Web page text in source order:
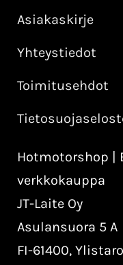
Asiakaskirje
Yhteystiedot
Toimitusehdot
Hotmotorshop |
verkkokauppa
JT-Laite Oy
Asulansuora 5 A
FI-61400, Ylistaro